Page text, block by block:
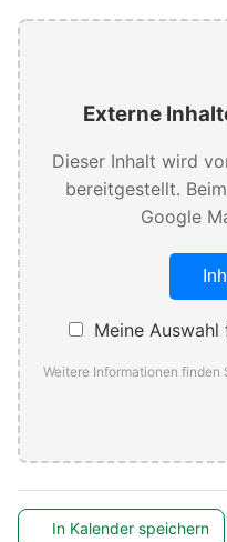
Externe
Dieser Inhalt wird
bereitgestellt.
Google
Meine
Weitere Informationen finden
In Kalender speichern